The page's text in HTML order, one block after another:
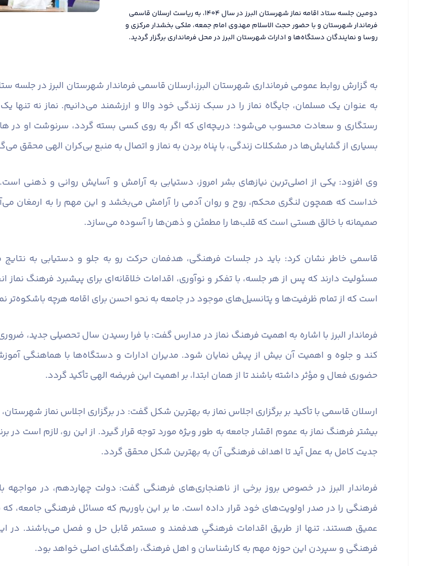
دومین جلسه ستاد اقامه نماز شهرستان البرز در سال ۱۴۰۴، به ریاست ارسلان قاسمی
فرماندار شهرستان و با حضور حجت الاسلام مهدوی امام جمعه، ملکی بخشدار مرکزی و
روسا و نمایندگان دستگاه‌ها و ادارات شهرستان البرز در محل فرمانداری برگزار گردید.
به گزارش روابط عمومی فرمانداری شهرستان البرز،ارسلان قاسمی فرماندار شهرستان البرز در جلسه
به عنوان یک مسلمان، جایگاه نماز را در سبک زندگی خود والا و ارزشمند می‌دانیم. نماز نه
رستگاری و سعادت محسوب می‌شود؛ دریچه‌ای که اگر به روی کسی بسته گردد، سرنوشت او در
بسیاری از گشایش‌ها در مشکلات زندگی، با پناه بردن به نماز و اتصال به منبع بی‌کران الهی محقق
وی افزود: یکی از اصلی‌ترین نیازهای بشر امروز، دستیابی به آرامش و آسایش روانی و ذهنی
خداست که همچون لنگری محکم، روح و روان آدمی را آرامش می‌بخشد و این مهم را به ارمغان
صمیمانه با خالق هستی است که قلب‌ها را مطمئن و ذهن‌ها را آسوده می‌سازد.
قاسمی خاطر نشان کرد: باید در جلسات فرهنگی، هدفمان حرکت رو به جلو و دستیابی به نتایج
مسئولیت دارند که پس از هر جلسه، با تفکر و نوآوری، اقدامات خلاقانه‌ای برای پیشبرد فرهنگ
است که از تمام ظرفیت‌ها و پتانسیل‌های موجود در جامعه به نحو احسن برای اقامه هرچه باشکوه‌تر
فرماندار البرز با اشاره به اهمیت فرهنگ نماز در مدارس گفت: با فرا رسیدن سال تحصیلی جدید،
کند و جلوه و اهمیت آن بیش از پیش نمایان شود. مدیران ادارات و دستگاه‌ها با هماهنگی
حضوری فعال و مؤثر داشته باشند تا از همان ابتدا، بر اهمیت این فریضه الهی تأکید گردد.
ارسلان قاسمی با تأکید بر برگزاری اجلاس نماز به بهترین شکل گفت: در برگزاری اجلاس نماز
بیشتر فرهنگ نماز به عموم اقشار جامعه به طور ویژه مورد توجه قرار گیرد. از این رو، لازم است در
جدیت کامل به عمل آید تا اهداف فرهنگی آن به بهترین شکل محقق گردد.
فرماندار البرز در خصوص بروز برخی از ناهنجاری‌های فرهنگی گفت: دولت چهاردهم، در مواجهه
فرهنگی را در صدر اولویت‌های خود قرار داده است. ما بر این باوریم که مسائل فرهنگی جامعه،
عمیق هستند، تنها از طریق اقدامات فرهنگیِ هدفمند و مستمر قابل حل و فصل می‌باشند. در
فرهنگی و سپردن این حوزه مهم به کارشناسان و اهل فرهنگ، راهگشای اصلی خواهد بود.